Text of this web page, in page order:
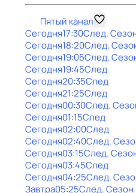
Пятый канал
Сегодня17:30След.
Сегодня18:20След.
Сегодня19:05След.
Сегодня19:45След
Сегодня20:35След
Сегодня21:25След
Сегодня00:30След.
Сегодня01:15След
Сегодня02:00След
Сегодня02:40След.
Сегодня03:15След.
Сегодня03:45След
Сегодня04:25След.
Завтра05:25След. Сезон